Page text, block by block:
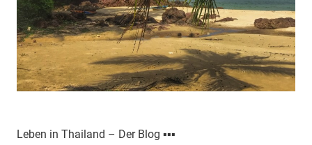
Leben in Thailand – Der Blog ▪▪▪